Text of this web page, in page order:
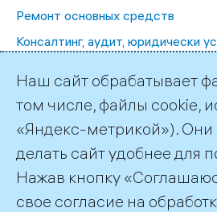
Ремонт основных средств
Консалтинг, аудит, юридически
Эксплуатационные расходы
Аренда, регистрация и оценка ИК
Страхование,
Прочие закупки
Информационные технологии
Наш сайт обрабатывает
том числе, файлы cookie,
«Яндекс-метрикой»).
делать сайт удобнее для
Нажав кнопку
свое согласие на